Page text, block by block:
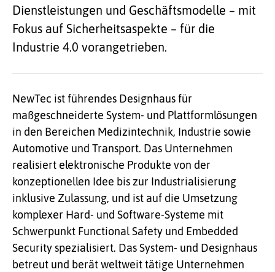
Dienstleistungen und Geschäftsmodelle – mit
Fokus auf Sicherheitsaspekte – für die
Industrie 4.0 vorangetrieben.
NewTec ist führendes Designhaus für
maßgeschneiderte System- und Plattformlösungen
in den Bereichen Medizintechnik, Industrie sowie
Automotive und Transport. Das Unternehmen
realisiert elektronische Produkte von der
konzeptionellen Idee bis zur Industrialisierung
inklusive Zulassung, und ist auf die Umsetzung
komplexer Hard- und Software-Systeme mit
Schwerpunkt Functional Safety und Embedded
Security spezialisiert. Das System- und Designhaus
betreut und berät weltweit tätige Unternehmen